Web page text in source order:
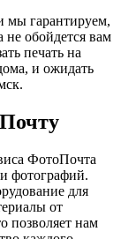
мы гарантируем,
не обойдется вам
печать на
и ожидать
ФотоПочта
фотографий.
для
от
позволяет нам